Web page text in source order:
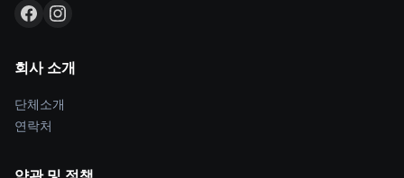
회사 소개
단체소개
연락처